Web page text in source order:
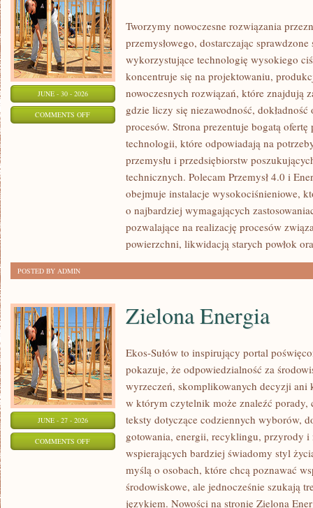
JUNE - 30 - 2026
COMMENTS OFFON
Tworzymy nowoczesne rozwiązania
przemysłowego, dostarczając
wykorzystujące technologię wysokiego
koncentruje się na projektowaniu,
nowoczesnych rozwiązań, które znajdują
gdzie liczy się niezawodność,
procesów. Strona prezentuje bogatą ofertę
technologii, które odpowiadają na
przemysłu i przedsiębiorstw
technicznych. Polecam Przemysł 4.0 i
obejmuje instalacje wysokociśnieniowe,
o najbardziej wymagających
pozwalające na realizację procesów
powierzchni, likwidacją starych powłok
POSTED BY ADMIN
JUNE - 27 - 2026
COMMENTS OFFON
Zielona Energia
Ekos-Sułów to inspirujący portal
pokazuje, że odpowiedzialność za
wyrzeczeń, skomplikowanych decyzji ani
w którym czytelnik może znaleźć porady,
teksty dotyczące codziennych wyborów,
gotowania, energii, recyklingu, przyrody i
wspierających bardziej świadomy styl
myślą o osobach, które chcą poznawać
środowiskowe, ale jednocześnie szukają
językiem. Nowości na stronie Zielona